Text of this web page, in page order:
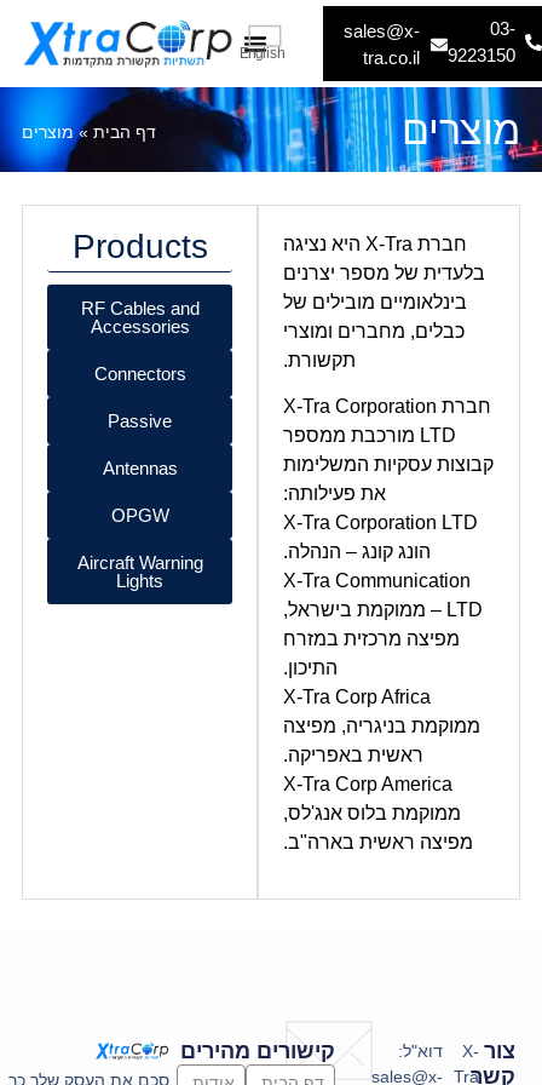
03-
9223150
sales@x-
tra.co.il
English
מוצרים דף הבית » מוצרים
חברת X-Tra היא נציגה
בלעדית של מספר יצרנים
בינלאומיים מובילים של
כבלים, מחברים ומוצרי
תקשורת.
חברת X-Tra Corporation
LTD מורכבת ממספר
קבוצות עסקיות המשלימות
את פעילותה:
X-Tra Corporation LTD
הונג קונג – הנהלה.
X-Tra Communication
LTD – ממוקמת בישראל,
מפיצה מרכזית במזרח
התיכון.
X-Tra Corp Africa
ממוקמת בניגריה, מפיצה
ראשית באפריקה.
X-Tra Corp America
ממוקמת בלוס אנג'לס,
מפיצה ראשית בארה"ב.
Products
RF Cables and
Accessories
Connectors
Passive
Antennas
OPGW
Aircraft Warning
Lights
סכם את העסק שלך כך
קישורים מהירים
צור
קשר
X-
Tra
דוא"ל:
sales@x-